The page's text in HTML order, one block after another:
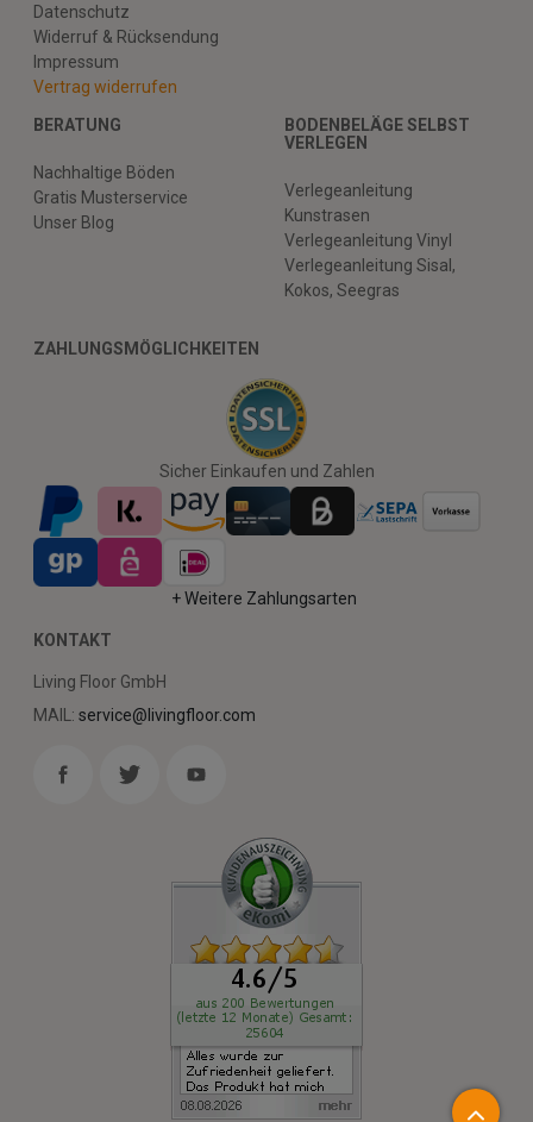
Datenschutz
Widerruf & Rücksendung
Impressum
Vertrag widerrufen
BERATUNG
Nachhaltige Böden
Gratis Musterservice
Unser Blog
BODENBELÄGE SELBST
VERLEGEN
Verlegeanleitung
Kunstrasen
Verlegeanleitung Vinyl
Verlegeanleitung Sisal,
Kokos, Seegras
ZAHLUNGSMÖGLICHKEITEN
Sicher Einkaufen und Zahlen
+ Weitere Zahlungsarten
KONTAKT
Living Floor GmbH
MAIL: service@livingfloor.com